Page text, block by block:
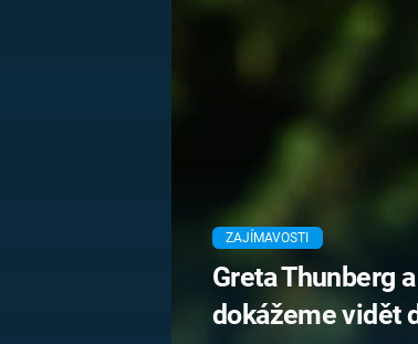
ZAJÍMAVOSTI
Greta Thunberg
dokážeme vidět